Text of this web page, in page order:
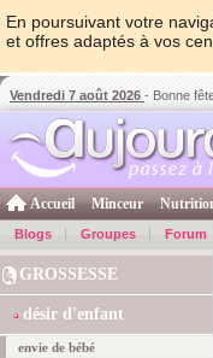
En poursuivant votre
et offres adaptés à vos
Vendredi 7 août 2026 - Bonne
Accueil Minceur
Blogs Groupes Forum
GROSSESSE
désir d'enfant
envie de bébé